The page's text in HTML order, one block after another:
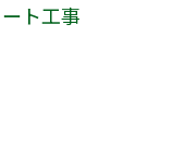
ト工事